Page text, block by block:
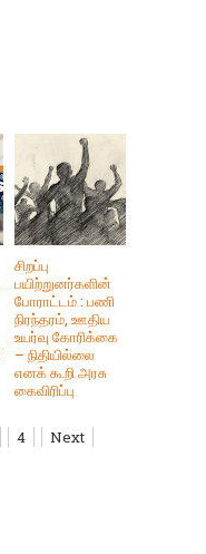
சிறப்பு
பயிற்றுனர்களின்
போராட்டம் : பணி
நிரந்தரம், ஊதிய
உயர்வு கோரிக்கை
– நிதியில்லை
எனக் கூறி அரசு
கைவிரிப்பு
4 Next